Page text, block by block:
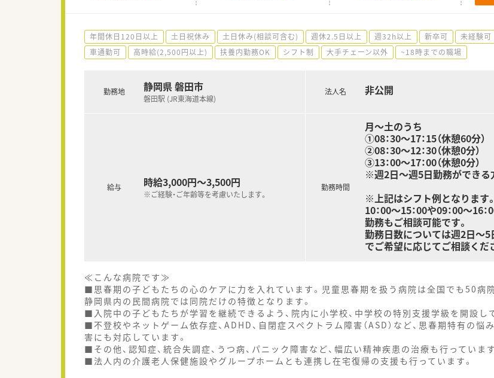
年間休日120日以上 土日祝休み 土日休み(相談可含む) 週休2.5日以上 週32h以上 新卒可 未経験可
車通勤可
高時給(2,500円以上) 扶養内勤務OK シフト制 大手チェーン以外 ~18時までの職場
勤務地 静岡県 磐田市
磐田駅 (JR東海道本線)
給与 時給3,000円～3,500円
※ご経験・ご年齢等を考慮いたします。
法人名 非公開
勤務時間
月～土のうち
①08：30～17：15（休憩60分）
②08：30～12：30（休憩0分）
③13：00～17：00（休憩0分）
※週2日～週5日勤務ができる
※上記はシフト例となります。
10：00～15：00や09：00～16：
勤務もご相談可能です。
勤務日数については週2日～5
でご希望に応じてご相談くだ
≪こんな病院です≫
■思春期の子どもたちの心のケアに力を入れています。児童思春期を扱う病院は全国でも50病
静岡県内の民間病院では同院だけの特徴となります。
■入院中の子どもたちが学習を継続できるよう、院内に小学校、中学校の特別支援学級を開設し
■不登校やネットゲーム依存症、ADHD、自閉症スペクトラム障害（ASD）など、思春期特有の悩
害にも対応しています。
■その他、認知症、統合失調症、うつ病、パニック障害など、幅広い精神疾患の治療も行っています
■法人内の介護老人保健施設やグループホームとも連携し在宅復帰の支援も行っています。